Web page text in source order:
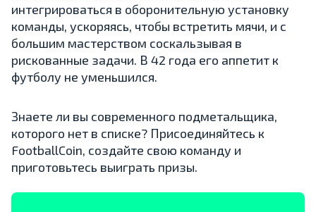
интегрироваться в оборонительную установку
команды, ускоряясь, чтобы встретить мячи, и с
большим мастерством соскальзывая в
рискованные задачи. В 42 года его аппетит к
футболу не уменьшился.
Знаете ли вы современного подметальщика,
которого нет в списке? Присоединяйтесь к
FootballCoin, создайте свою команду и
приготовьтесь выиграть призы.